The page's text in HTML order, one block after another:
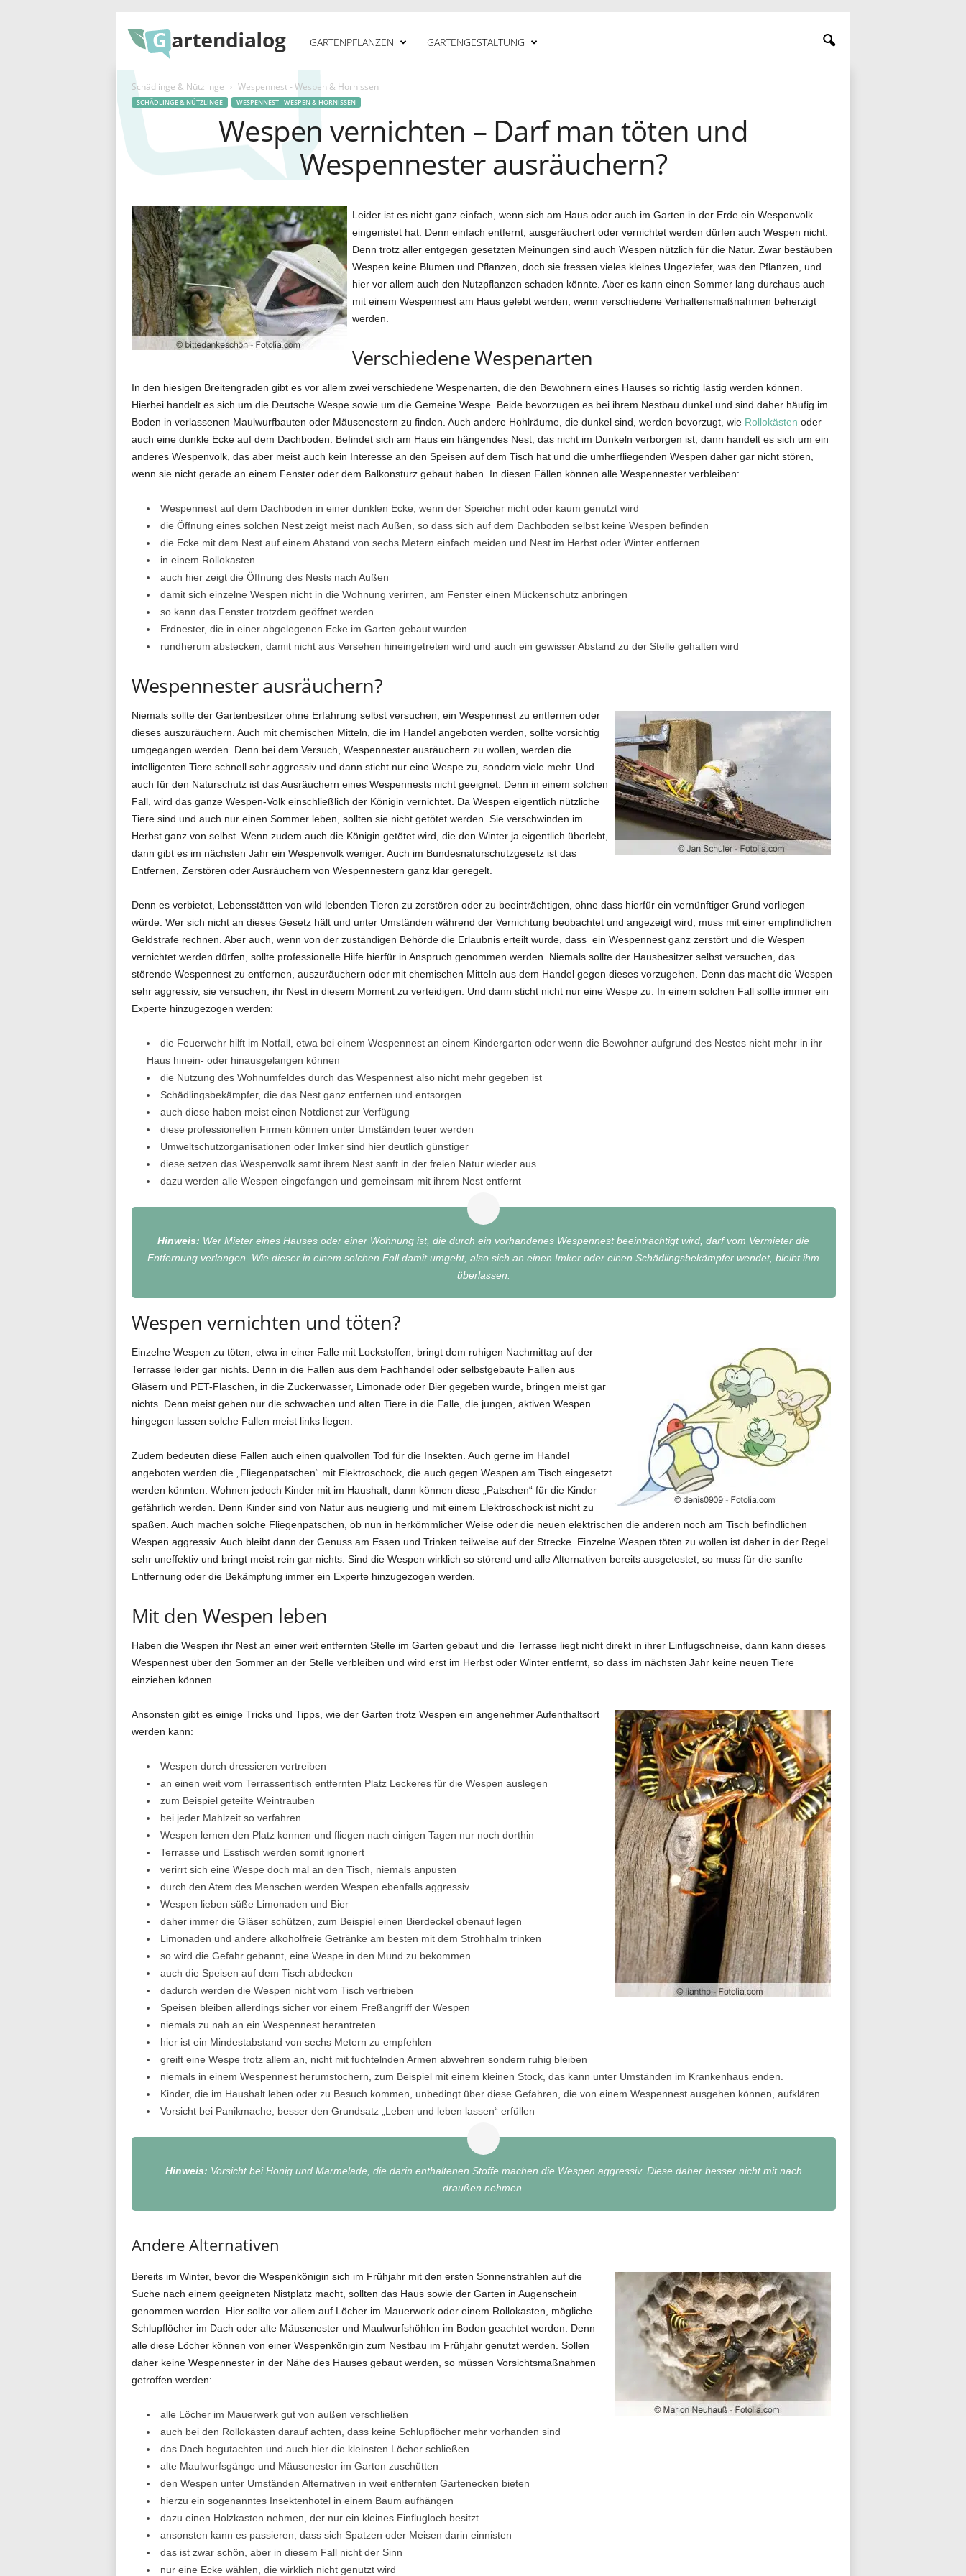
a
r
t
e
n
d
i
o
.
d
GARTENPFLANZEN GARTENGESTALTUNG
Schädlinge & Nützlinge Wespennest - Wespen & Hornissen
SCHÄDLINGE & NÜTZLINGE WESPENNEST - WESPEN & HORNISSEN
Wespen vernichten – Darf man töten und
Wespennester ausräuchern?
Leider ist es nicht ganz einfach, wenn sich am Haus oder auch im Garten in der Erde ein Wespenvolk
eingenistet hat. Denn einfach entfernt, ausgeräuchert oder vernichtet werden dürfen auch Wespen nicht.
Denn trotz aller entgegen gesetzten Meinungen sind auch Wespen nützlich für die Natur. Zwar bestäuben
Wespen keine Blumen und Pflanzen, doch sie fressen vieles kleines Ungeziefer, was den Pflanzen, und
hier vor allem auch den Nutzpflanzen schaden könnte. Aber es kann einen Sommer lang durchaus auch
mit einem Wespennest am Haus gelebt werden, wenn verschiedene Verhaltensmaßnahmen beherzigt
werden.
Verschiedene Wespenarten
In den hiesigen Breitengraden gibt es vor allem zwei verschiedene Wespenarten, die den Bewohnern eines Hauses so richtig lästig werden können.
Hierbei handelt es sich um die Deutsche Wespe sowie um die Gemeine Wespe. Beide bevorzugen es bei ihrem Nestbau dunkel und sind daher häufig im
Boden in verlassenen Maulwurfbauten oder Mäusenestern zu finden. Auch andere Hohlräume, die dunkel sind, werden bevorzugt, wie Rollokästen oder
auch eine dunkle Ecke auf dem Dachboden. Befindet sich am Haus ein hängendes Nest, das nicht im Dunkeln verborgen ist, dann handelt es sich um ein
anderes Wespenvolk, das aber meist auch kein Interesse an den Speisen auf dem Tisch hat und die umherfliegenden Wespen daher gar nicht stören,
wenn sie nicht gerade an einem Fenster oder dem Balkonsturz gebaut haben. In diesen Fällen können alle Wespennester verbleiben:
Wespennest auf dem Dachboden in einer dunklen Ecke, wenn der Speicher nicht oder kaum genutzt wird
die Öffnung eines solchen Nest zeigt meist nach Außen, so dass sich auf dem Dachboden selbst keine Wespen befinden
die Ecke mit dem Nest auf einem Abstand von sechs Metern einfach meiden und Nest im Herbst oder Winter entfernen
in einem Rollokasten
auch hier zeigt die Öffnung des Nests nach Außen
damit sich einzelne Wespen nicht in die Wohnung verirren, am Fenster einen Mückenschutz anbringen
so kann das Fenster trotzdem geöffnet werden
Erdnester, die in einer abgelegenen Ecke im Garten gebaut wurden
rundherum abstecken, damit nicht aus Versehen hineingetreten wird und auch ein gewisser Abstand zu der Stelle gehalten wird
Wespennester ausräuchern?
Niemals sollte der Gartenbesitzer ohne Erfahrung selbst versuchen, ein Wespennest zu entfernen oder
dieses auszuräuchern. Auch mit chemischen Mitteln, die im Handel angeboten werden, sollte vorsichtig
umgegangen werden. Denn bei dem Versuch, Wespennester ausräuchern zu wollen, werden die
intelligenten Tiere schnell sehr aggressiv und dann sticht nur eine Wespe zu, sondern viele mehr. Und
auch für den Naturschutz ist das Ausräuchern eines Wespennests nicht geeignet. Denn in einem solchen
Fall, wird das ganze Wespen-Volk einschließlich der Königin vernichtet. Da Wespen eigentlich nützliche
Tiere sind und auch nur einen Sommer leben, sollten sie nicht getötet werden. Sie verschwinden im
Herbst ganz von selbst. Wenn zudem auch die Königin getötet wird, die den Winter ja eigentlich überlebt,
dann gibt es im nächsten Jahr ein Wespenvolk weniger. Auch im Bundesnaturschutzgesetz ist das
Entfernen, Zerstören oder Ausräuchern von Wespennestern ganz klar geregelt.
Denn es verbietet, Lebensstätten von wild lebenden Tieren zu zerstören oder zu beeinträchtigen, ohne dass hierfür ein vernünftiger Grund vorliegen
würde. Wer sich nicht an dieses Gesetz hält und unter Umständen während der Vernichtung beobachtet und angezeigt wird, muss mit einer empfindlichen
Geldstrafe rechnen. Aber auch, wenn von der zuständigen Behörde die Erlaubnis erteilt wurde, dass ein Wespennest ganz zerstört und die Wespen
vernichtet werden dürfen, sollte professionelle Hilfe hierfür in Anspruch genommen werden. Niemals sollte der Hausbesitzer selbst versuchen, das
störende Wespennest zu entfernen, auszuräuchern oder mit chemischen Mitteln aus dem Handel gegen dieses vorzugehen. Denn das macht die Wespen
sehr aggressiv, sie versuchen, ihr Nest in diesem Moment zu verteidigen. Und dann sticht nicht nur eine Wespe zu. In einem solchen Fall sollte immer ein
Experte hinzugezogen werden:
die Feuerwehr hilft im Notfall, etwa bei einem Wespennest an einem Kindergarten oder wenn die Bewohner aufgrund des Nestes nicht mehr in ihr
Haus hinein- oder hinausgelangen können
die Nutzung des Wohnumfeldes durch das Wespennest also nicht mehr gegeben ist
Schädlingsbekämpfer, die das Nest ganz entfernen und entsorgen
auch diese haben meist einen Notdienst zur Verfügung
diese professionellen Firmen können unter Umständen teuer werden
Umweltschutzorganisationen oder Imker sind hier deutlich günstiger
diese setzen das Wespenvolk samt ihrem Nest sanft in der freien Natur wieder aus
dazu werden alle Wespen eingefangen und gemeinsam mit ihrem Nest entfernt
Hinweis: Wer Mieter eines Hauses oder einer Wohnung ist, die durch ein vorhandenes Wespennest beeinträchtigt wird, darf vom Vermieter die
Entfernung verlangen. Wie dieser in einem solchen Fall damit umgeht, also sich an einen Imker oder einen Schädlingsbekämpfer wendet, bleibt ihm
überlassen.
Wespen vernichten und töten?
Einzelne Wespen zu töten, etwa in einer Falle mit Lockstoffen, bringt dem ruhigen Nachmittag auf der
Terrasse leider gar nichts. Denn in die Fallen aus dem Fachhandel oder selbstgebaute Fallen aus
Gläsern und PET-Flaschen, in die Zuckerwasser, Limonade oder Bier gegeben wurde, bringen meist gar
nichts. Denn meist gehen nur die schwachen und alten Tiere in die Falle, die jungen, aktiven Wespen
hingegen lassen solche Fallen meist links liegen.
Zudem bedeuten diese Fallen auch einen qualvollen Tod für die Insekten. Auch gerne im Handel
angeboten werden die „Fliegenpatschen“ mit Elektroschock, die auch gegen Wespen am Tisch eingesetzt
werden könnten. Wohnen jedoch Kinder mit im Haushalt, dann können diese „Patschen“ für die Kinder
gefährlich werden. Denn Kinder sind von Natur aus neugierig und mit einem Elektroschock ist nicht zu
spaßen. Auch machen solche Fliegenpatschen, ob nun in herkömmlicher Weise oder die neuen elektrischen die anderen noch am Tisch befindlichen
Wespen aggressiv. Auch bleibt dann der Genuss am Essen und Trinken teilweise auf der Strecke. Einzelne Wespen töten zu wollen ist daher in der Regel
sehr uneffektiv und bringt meist rein gar nichts. Sind die Wespen wirklich so störend und alle Alternativen bereits ausgetestet, so muss für die sanfte
Entfernung oder die Bekämpfung immer ein Experte hinzugezogen werden.
Mit den Wespen leben
Haben die Wespen ihr Nest an einer weit entfernten Stelle im Garten gebaut und die Terrasse liegt nicht direkt in ihrer Einflugschneise, dann kann dieses
Wespennest über den Sommer an der Stelle verbleiben und wird erst im Herbst oder Winter entfernt, so dass im nächsten Jahr keine neuen Tiere
einziehen können.
Ansonsten gibt es einige Tricks und Tipps, wie der Garten trotz Wespen ein angenehmer Aufenthaltsort
werden kann:
Wespen durch dressieren vertreiben
an einen weit vom Terrassentisch entfernten Platz Leckeres für die Wespen auslegen
zum Beispiel geteilte Weintrauben
bei jeder Mahlzeit so verfahren
Wespen lernen den Platz kennen und fliegen nach einigen Tagen nur noch dorthin
Terrasse und Esstisch werden somit ignoriert
verirrt sich eine Wespe doch mal an den Tisch, niemals anpusten
durch den Atem des Menschen werden Wespen ebenfalls aggressiv
Wespen lieben süße Limonaden und Bier
daher immer die Gläser schützen, zum Beispiel einen Bierdeckel obenauf legen
Limonaden und andere alkoholfreie Getränke am besten mit dem Strohhalm trinken
so wird die Gefahr gebannt, eine Wespe in den Mund zu bekommen
auch die Speisen auf dem Tisch abdecken
dadurch werden die Wespen nicht vom Tisch vertrieben
Speisen bleiben allerdings sicher vor einem Freßangriff der Wespen
niemals zu nah an ein Wespennest herantreten
hier ist ein Mindestabstand von sechs Metern zu empfehlen
greift eine Wespe trotz allem an, nicht mit fuchtelnden Armen abwehren sondern ruhig bleiben
niemals in einem Wespennest herumstochern, zum Beispiel mit einem kleinen Stock, das kann unter Umständen im Krankenhaus enden.
Kinder, die im Haushalt leben oder zu Besuch kommen, unbedingt über diese Gefahren, die von einem Wespennest ausgehen können, aufklären
Vorsicht bei Panikmache, besser den Grundsatz „Leben und leben lassen“ erfüllen
Hinweis: Vorsicht bei Honig und Marmelade, die darin enthaltenen Stoffe machen die Wespen aggressiv. Diese daher besser nicht mit nach
draußen nehmen.
Andere Alternativen
Bereits im Winter, bevor die Wespenkönigin sich im Frühjahr mit den ersten Sonnenstrahlen auf die
Suche nach einem geeigneten Nistplatz macht, sollten das Haus sowie der Garten in Augenschein
genommen werden. Hier sollte vor allem auf Löcher im Mauerwerk oder einem Rollokasten, mögliche
Schlupflöcher im Dach oder alte Mäusenester und Maulwurfshöhlen im Boden geachtet werden. Denn
alle diese Löcher können von einer Wespenkönigin zum Nestbau im Frühjahr genutzt werden. Sollen
daher keine Wespennester in der Nähe des Hauses gebaut werden, so müssen Vorsichtsmaßnahmen
getroffen werden:
alle Löcher im Mauerwerk gut von außen verschließen
auch bei den Rollokästen darauf achten, dass keine Schlupflöcher mehr vorhanden sind
das Dach begutachten und auch hier die kleinsten Löcher schließen
alte Maulwurfsgänge und Mäusenester im Garten zuschütten
den Wespen unter Umständen Alternativen in weit entfernten Gartenecken bieten
hierzu ein sogenanntes Insektenhotel in einem Baum aufhängen
dazu einen Holzkasten nehmen, der nur ein kleines Einflugloch besitzt
ansonsten kann es passieren, dass sich Spatzen oder Meisen darin einnisten
das ist zwar schön, aber in diesem Fall nicht der Sinn
nur eine Ecke wählen, die wirklich nicht genutzt wird